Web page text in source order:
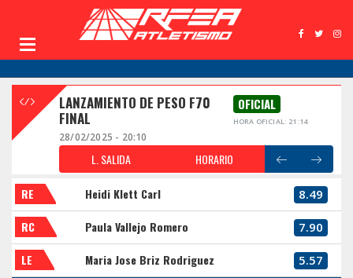
LANZAMIENTO DE PESO F70
FINAL
OFICIAL
HORA OFICIAL: 21:14
28/02/2025 - 20:10
L. SALIDA HORARIO
RE Heidi Klett Carl 8.49
RC Paula Vallejo Romero 7.90
LE Maria Jose Briz Rodriguez 5.57